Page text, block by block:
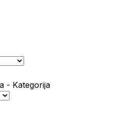
- Kategorija